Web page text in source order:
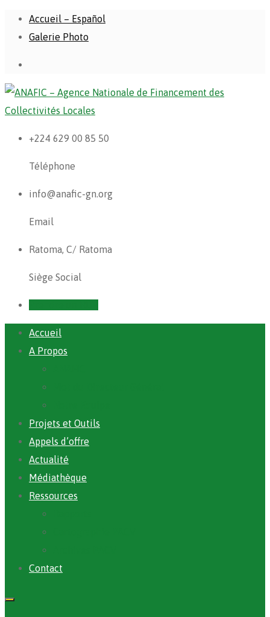
Accueil – Español
Galerie Photo
+224 629 00 85 50
Téléphone
info@anafic-gn.org
Email
Ratoma, C/ Ratoma
Siège Social
Accueil
A Propos
Projets et Outils
Appels d’offre
Actualité
Médiathèque
Ressources
Contact